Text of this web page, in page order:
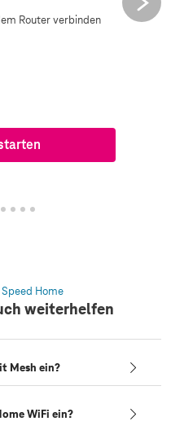
Router verbinden
Speed Home
weiterhelfen
Mesh ein?
WiFi ein?